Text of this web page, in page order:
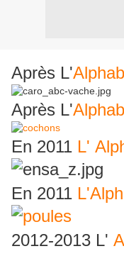
Après L'
Après L'
En 2011 L'
En 2011
2012-2013 L'